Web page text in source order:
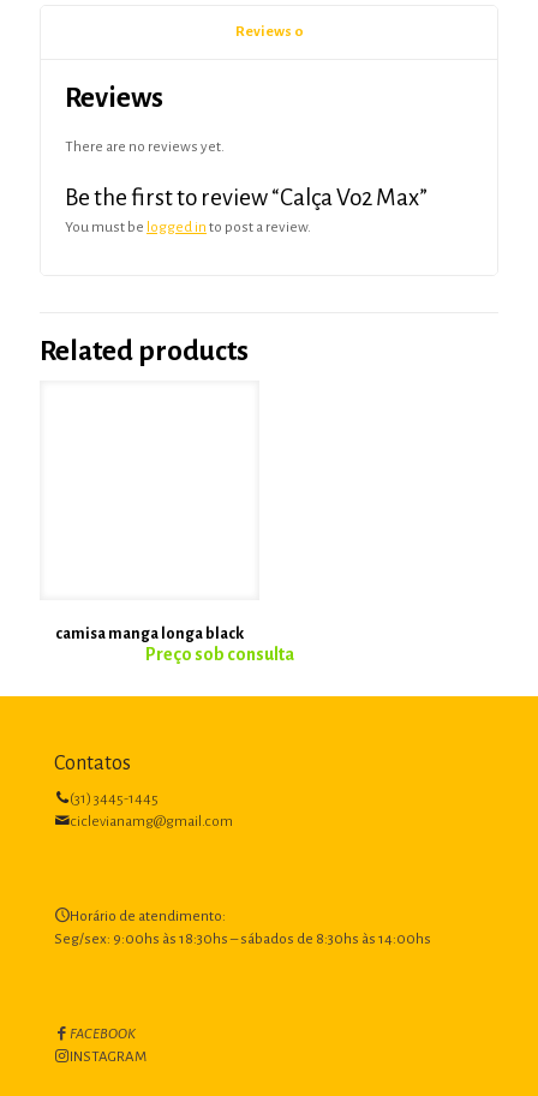
Reviews 0
Reviews
There are no reviews yet.
Be the first to review “Calça Vo2 Max”
You must be logged in to post a review.
Related products
camisa manga longa black
Contatos
(31) 3445-1445
ciclevianamg@gmail.com
Horário de atendimento:
Seg/sex: 9:00hs às 18:30hs – sábados de 8:30hs às 14:00hs
FACEBOOK
INSTAGRAM